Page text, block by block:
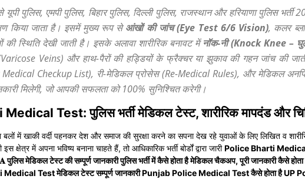
यूपी पुलिस, एमपी पुलिस, बिहार पुलिस, दिल्ली पुलिस, राजस्थान और हरियाणा पुलिस
किया जाता है। इसमें मुख्य रूप सेआंखों की जांच (Eye Test 6/6 Vision), कलर
स्थिति देखी जाती है। इसके अलावा शारीरिक बनावट मेंनॉक-नी (Knock Knee –
Veins) और हाथ-पैरों की हड्डियों के फ्रैक्चर या झुकाव की गहन जांच की
Checkup List), री-मेडिकल प्रोसेस (Re-Medical Rules), और मेडिकल
मिलेगी, जो आपकी सफलता को 100% सुनिश्चित करेगी।
Test: पुलिस भर्ती मेडिकल टेस्ट, शारीरिक मापदंड और
बलों में खाकी वर्दी पहनकर देश और समाज की सुरक्षा करने का सपना देख रहे युवाओं के लिए लिखित व
क्षेत्र में अपना भविष्य बनाना चाहते हैं, तो आधिकारिक भर्ती बोर्डों द्वारा जारीPolice Bharti
मेडिकल टेस्ट की सम्पूर्ण जानकारी पुलिस भर्ती में कैसे होता है मेडिकल चैकअप, पूरी जानकारी कैसे
Test मेडिकल टेस्ट सम्पूर्ण जानकारी Punjab Police Medical Test कैसे होता है